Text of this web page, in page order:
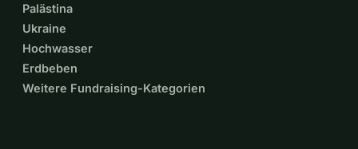
Palästina
Ukraine
Hochwasser
Erdbeben
Weitere Fundraising-Kategorien